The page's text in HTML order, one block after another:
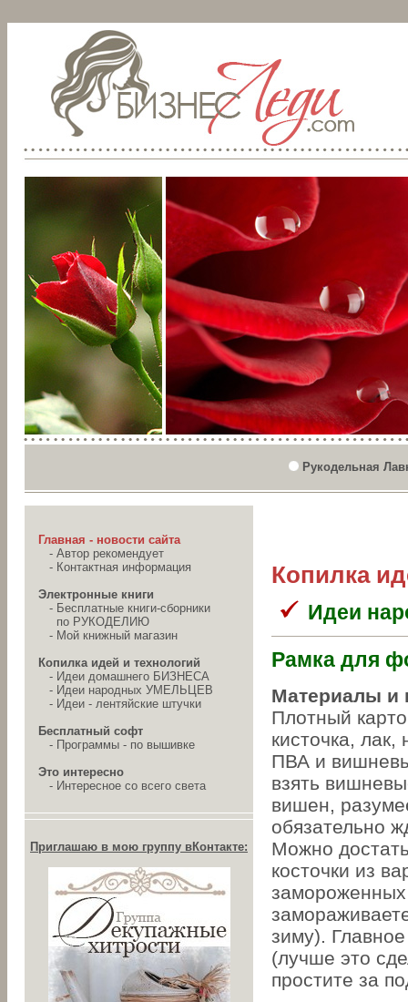
Рукодельная
Главная - новости сайта
- Автор рекомендует
- Контактная информация
Электронные книги
- Бесплатные книги-сборники
по РУКОДЕЛИЮ
- Мой книжный магазин
Копилка идей и технологий
- Идеи домашнего БИЗНЕСА
- Идеи народных УМЕЛЬЦЕВ
- Идеи - лентяйские штучки
Бесплатный софт
- Программы - по вышивке
Это интересно
- Интересное со всего света
Приглашаю в мою группу вКонтакте:
Копилка
Идеи
Рамка для
Материалы и
Плотный
кисточка,
ПВА и
взять
вишен,
обязательно
Можно
косточки из
зиму).
(лучше это
простите за